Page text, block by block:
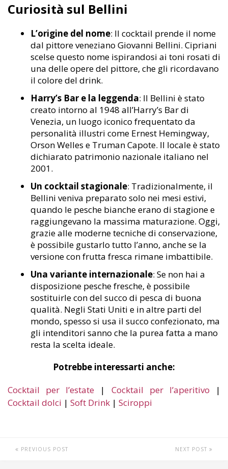
Curiosità sul Bellini
L’origine del nome: Il cocktail prende il nome
dal pittore veneziano Giovanni Bellini. Cipriani
scelse questo nome ispirandosi ai toni rosati di
una delle opere del pittore, che gli ricordavano
il colore del drink.
Harry’s Bar e la leggenda: Il Bellini è stato
creato intorno al 1948 all’Harry’s Bar di
Venezia, un luogo iconico frequentato da
personalità illustri come Ernest Hemingway,
Orson Welles e Truman Capote. Il locale è stato
dichiarato patrimonio nazionale italiano nel
2001.
Un cocktail stagionale: Tradizionalmente, il
Bellini veniva preparato solo nei mesi estivi,
quando le pesche bianche erano di stagione e
raggiungevano la massima maturazione. Oggi,
grazie alle moderne tecniche di conservazione,
è possibile gustarlo tutto l’anno, anche se la
versione con frutta fresca rimane imbattibile.
Una variante internazionale: Se non hai a
disposizione pesche fresche, è possibile
sostituirle con del succo di pesca di buona
qualità. Negli Stati Uniti e in altre parti del
mondo, spesso si usa il succo confezionato, ma
gli intenditori sanno che la purea fatta a mano
resta la scelta ideale.
Potrebbe interessarti anche:
Cocktail per l’estate | Cocktail per l’aperitivo |
Cocktail dolci | Soft Drink | Sciroppi
PREVIOUS POST NEXT POST